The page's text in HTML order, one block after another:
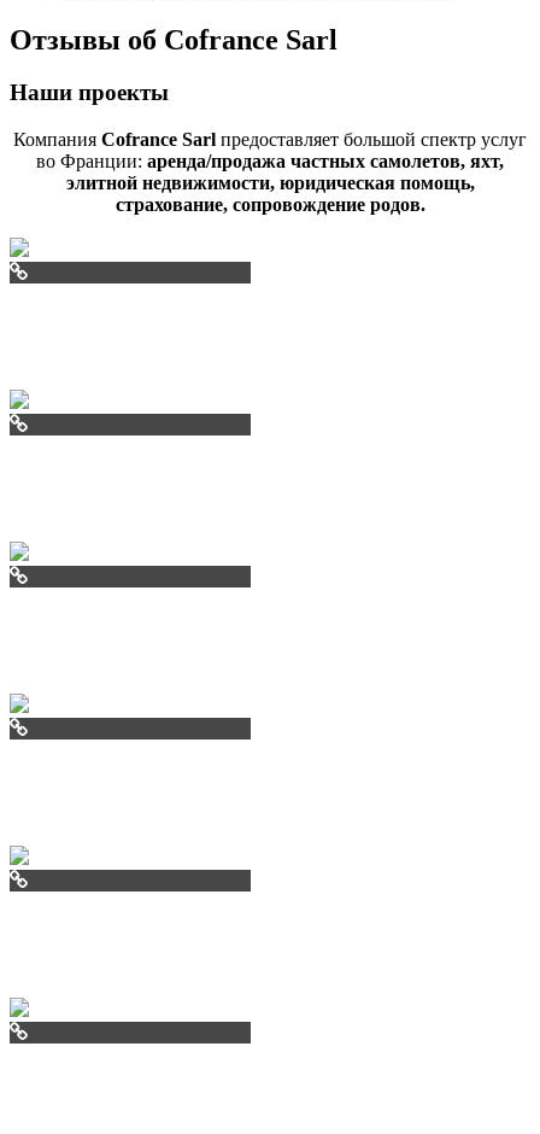
Отзывы об Cofrance Sarl
Наши проекты
Компания Cofrance Sarl предоставляет большой спектр услуг
во Франции: аренда/продажа частных самолетов, яхт,
элитной недвижимости, юридическая помощь,
страхование, сопровождение родов.